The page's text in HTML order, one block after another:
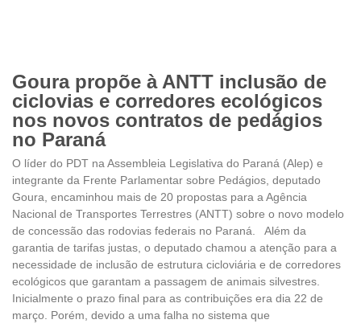
Goura propõe à ANTT inclusão de
ciclovias e corredores ecológicos
nos novos contratos de pedágios
no Paraná
O líder do PDT na Assembleia Legislativa do Paraná (Alep) e
integrante da Frente Parlamentar sobre Pedágios, deputado
Goura, encaminhou mais de 20 propostas para a Agência
Nacional de Transportes Terrestres (ANTT) sobre o novo modelo
de concessão das rodovias federais no Paraná. Além da
garantia de tarifas justas, o deputado chamou a atenção para a
necessidade de inclusão de estrutura cicloviária e de corredores
ecológicos que garantam a passagem de animais silvestres.
Inicialmente o prazo final para as contribuições era dia 22 de
março. Porém, devido a uma falha no sistema que